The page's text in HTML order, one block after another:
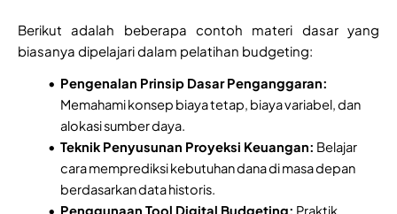
Berikut adalah beberapa contoh materi dasar yang
biasanya dipelajari dalam pelatihan budgeting:
Pengenalan Prinsip Dasar Penganggaran:
Memahami konsep biaya tetap, biaya variabel, dan
alokasi sumber daya.
Teknik Penyusunan Proyeksi Keuangan: Belajar
cara memprediksi kebutuhan dana di masa depan
berdasarkan data historis.
Penggunaan Tool Digital Budgeting: Praktik